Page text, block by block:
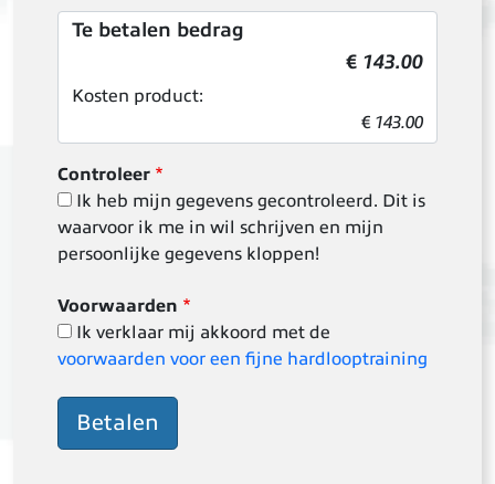
Te betalen bedrag
€ 143.00
Kosten product:
€ 143.00
Controleer
Ik heb mijn gegevens gecontroleerd. Dit is
waarvoor ik me in wil schrijven en mijn
persoonlijke gegevens kloppen!
Voorwaarden
Ik verklaar mij akkoord met de
voorwaarden voor een fijne hardlooptraining